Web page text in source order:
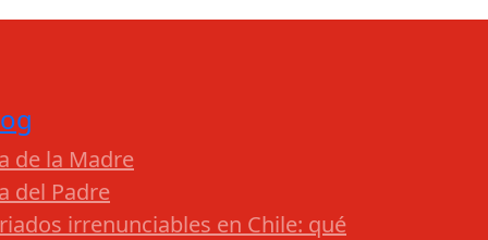
de la Madre
del Padre
irrenunciables en Chile: qué